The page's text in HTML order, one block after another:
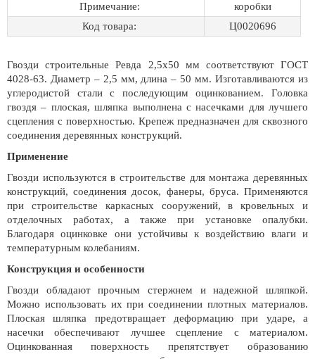
Примечание:
коробки
Код товара:
Ц0020696
Гвозди строительные Ревда 2,5х50 мм соответствуют ГОСТ
4028-63. Диаметр – 2,5 мм, длина – 50 мм. Изготавливаются из
углеродистой стали с последующим оцинкованием. Головка
гвоздя – плоская, шляпка выполнена с насечками для лучшего
сцепления с поверхностью. Крепеж предназначен для сквозного
соединения деревянных конструкций.
Применение
Гвозди используются в строительстве для монтажа деревянных
конструкций, соединения досок, фанеры, бруса. Применяются
при строительстве каркасных сооружений, в кровельных и
отделочных работах, а также при установке опалубки.
Благодаря оцинковке они устойчивы к воздействию влаги и
температурным колебаниям.
Конструкция и особенности
Гвозди обладают прочным стержнем и надежной шляпкой.
Можно использовать их при соединении плотных материалов.
Плоская шляпка предотвращает деформацию при ударе, а
насечки обеспечивают лучшее сцепление с материалом.
Оцинкованная поверхность препятствует образованию